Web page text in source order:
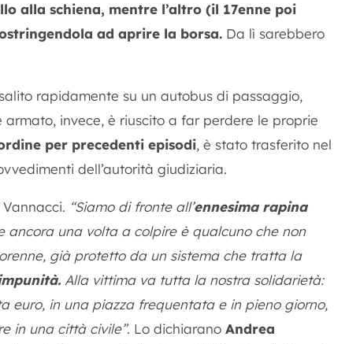
alla schiena, mentre l’altro (il 17enne poi
ad aprire la borsa. Da lì sarebbero
rapidamente su un autobus di passaggio,
armato, invece, è riuscito a far perdere le proprie
per precedenti episodi, è stato trasferito nel
dell’autorità giudiziaria.
“Siamo di fronte all’ennesima rapina
ancora una volta a colpire è qualcuno che non
già protetto da un sistema che tratta la
Alla vittima va tutta la nostra solidarietà:
euro, in una piazza frequentata e in pieno giorno,
in una città civile”. Lo dichiarano Andrea